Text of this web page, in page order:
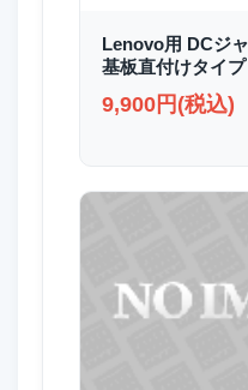
Lenovo用 DCジ
基板直付けタイ
9,900円(税込)